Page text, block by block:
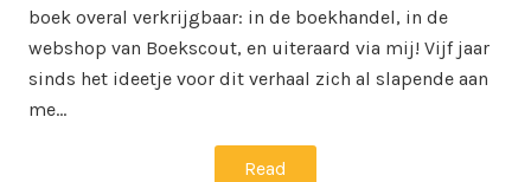
boek overal verkrijgbaar: in de boekhandel, in de
webshop van Boekscout, en uiteraard via mij! Vijf jaar
sinds het ideetje voor dit verhaal zich al slapende aan
me…
Read